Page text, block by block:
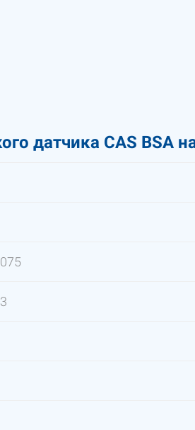
датчика CAS BSA